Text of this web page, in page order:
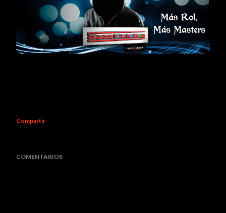
Compartir
COMENTARIOS